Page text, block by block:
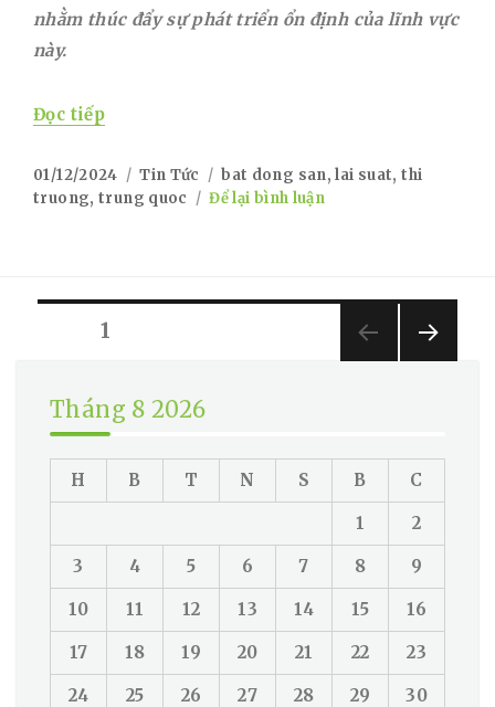
nhằm thúc đẩy sự phát triển ổn định của lĩnh vực
này.
Đọc tiếp“Trung Quốc Triển Khai Chính Sách Mới
Posted
on
01/12/2024 Categories
Tin Tức Tags
bat dong san,lai suat,thi
truong, trung quoc Để lại bình luận
Sách
Mới
Động
Phân
trang
viết
PAGE1
Tháng 8 2026
H B T N S B C
1 2
3 4 5 6 7 8 9
10 11 12 13 14 15 16
17 18 19 20 21 22 23
24 25 26 27 28 29 30